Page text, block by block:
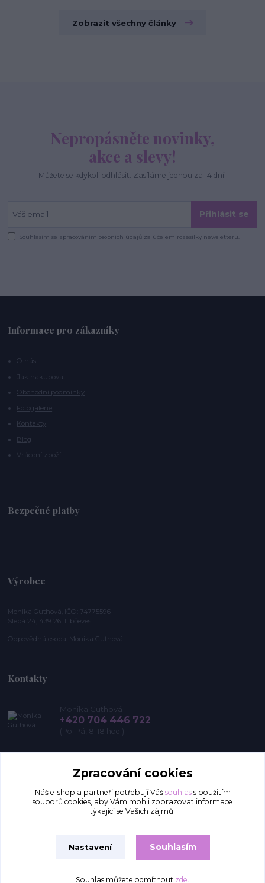
Zobrazit všechny články
Nepropásněte novinky,
akce a slevy!
Můžete se kdykoli odhlásit. Zasíláme jednou za 14 dní.
Přihlásit se
Souhlasím se zpracováním osobních údajů za účelem rozesílky newsletteru.
Informace pro zákazníky
O nás
Jak nakupovat
Obchodní podmínky
Fotogalerie
Kontakty
Blog
Vrácení zboží
Bezpečné platby
Výrobce
Monika Guthová, IČO: 74775596
Slepá 24, 439 26 Libčeves
Odpovědná osoba: Monika Guthová
Kontakty
Monika Guthová
+420 704 446 722
(Po-Pá, 8-18 hod.)
Upravit sběr cookies.
Zpracování cookies
Náš e-shop a partneři potřebují Váš souhlass použitím
souborů cookies, aby Vám mohli zobrazovat informace
týkající se Vašich zájmů.
Nastavení Souhlasím
Souhlas můžete odmítnout zde